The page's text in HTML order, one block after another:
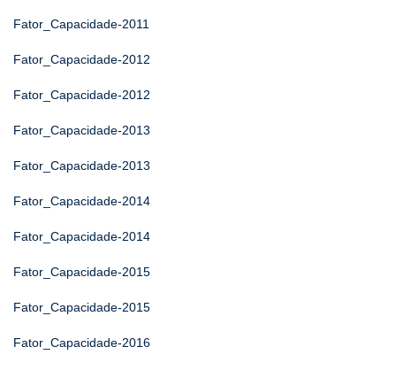
Fator_Capacidade-2011
Fator_Capacidade-2012
Fator_Capacidade-2012
Fator_Capacidade-2013
Fator_Capacidade-2013
Fator_Capacidade-2014
Fator_Capacidade-2014
Fator_Capacidade-2015
Fator_Capacidade-2015
Fator_Capacidade-2016